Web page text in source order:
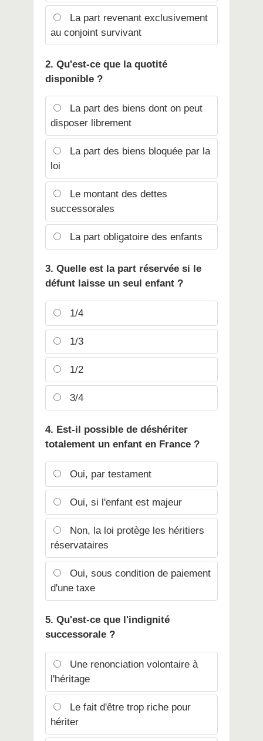
La part revenant exclusivement
au conjoint survivant
2. Qu'est-ce que la quotité
disponible ?
La part des biens dont on peut
disposer librement
La part des biens bloquée par la
loi
Le montant des dettes
successorales
La part obligatoire des enfants
3. Quelle est la part réservée si le
défunt laisse un seul enfant ?
1/4
1/3
1/2
3/4
4. Est-il possible de déshériter
totalement un enfant en France ?
Oui, par testament
Oui, si l'enfant est majeur
Non, la loi protège les héritiers
réservataires
Oui, sous condition de paiement
d'une taxe
5. Qu'est-ce que l'indignité
successorale ?
Une renonciation volontaire à
l'héritage
Le fait d'être trop riche pour
hériter